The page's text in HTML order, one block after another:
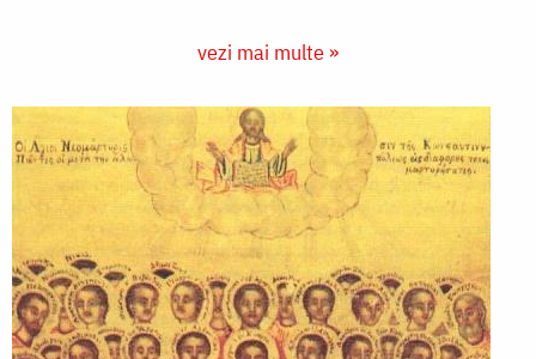
vezi mai multe »